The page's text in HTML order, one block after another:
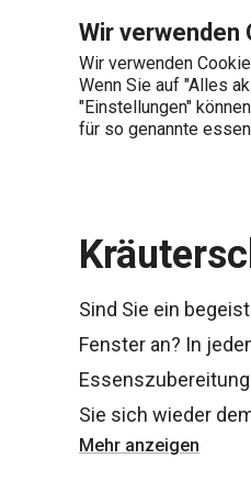
Wir
Wir verwenden
Wenn Sie auf "Alles
"Einstellungen"
für so genannte
Sind Sie ein
Fenster an? In
Sie sich wieder
haben wir die
Mehr anzeigen